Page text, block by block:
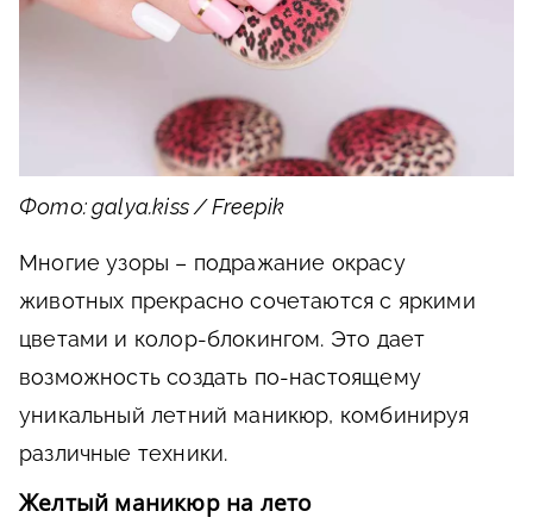
Фото: galya.kiss / Freepik
Многие узоры – подражание окрасу
животных прекрасно сочетаются с яркими
цветами и колор-блокингом. Это дает
возможность создать по-настоящему
уникальный летний маникюр, комбинируя
различные техники.
Желтый маникюр на лето